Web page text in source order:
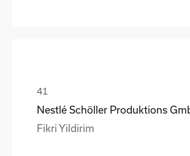
Nestlé Schöller Produktions
Fikri Yildirim